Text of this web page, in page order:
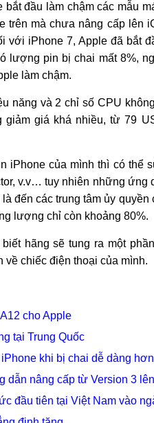
đầu làm chậm các mẫu
trên mà chưa nâng cấp lên
iPhone 7, Apple đã bắt
lượng pin bị chai mất 8%,
làm chậm.
năng và 2 chỉ số CPU
giá khá nhiều, từ 79
iPhone của mình thì có thể
v.v… tuy nhiên những ứng
đến các trung tâm ủy
lượng chỉ còn khoảng 80%.
hãng sẽ tung ra một
chiếc điện thoại của mình.
cho Apple
tại Trung Quốc
khi bị chai dễ dàng hơn
dẫn nâng cấp từ Version 3
đầu tiên tại Việt Nam vào